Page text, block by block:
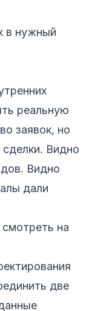
в нужный
реальную
заявок, но
Видно
Видно
дали
смотреть на
две